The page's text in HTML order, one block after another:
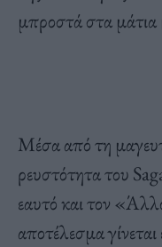
μπροστά στα μάτια
Μέσα από τη
ρευστότητα του
εαυτό και τον
αποτέλεσμα